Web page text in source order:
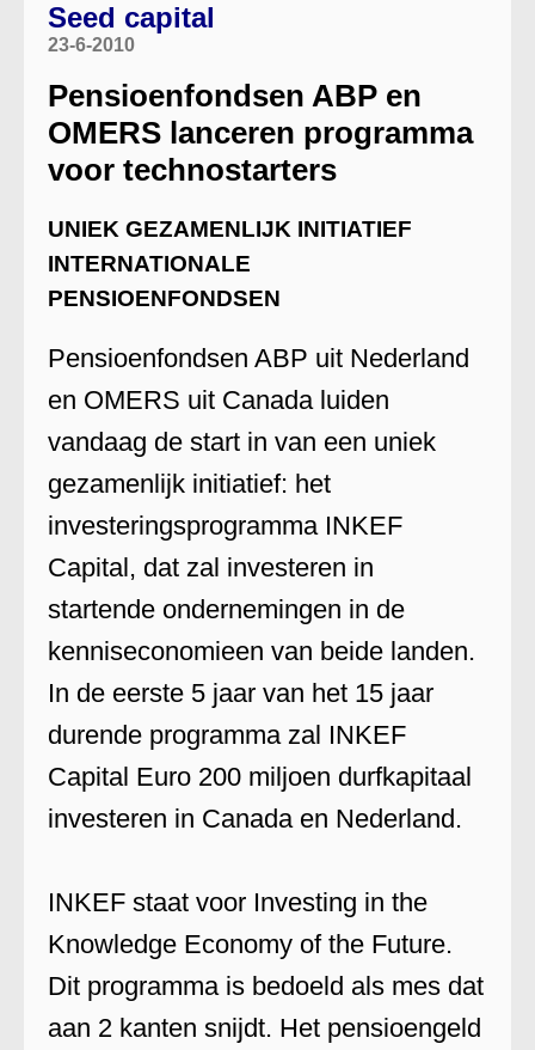
Seed capital
23-6-2010
Pensioenfondsen ABP en
OMERS lanceren programma
voor technostarters
UNIEK GEZAMENLIJK INITIATIEF
INTERNATIONALE
PENSIOENFONDSEN
Pensioenfondsen ABP uit Nederland
en OMERS uit Canada luiden
vandaag de start in van een uniek
gezamenlijk initiatief: het
investeringsprogramma INKEF
Capital, dat zal investeren in
startende ondernemingen in de
kenniseconomieen van beide landen.
In de eerste 5 jaar van het 15 jaar
durende programma zal INKEF
Capital Euro 200 miljoen durfkapitaal
investeren in Canada en Nederland.
INKEF staat voor Investing in the
Knowledge Economy of the Future.
Dit programma is bedoeld als mes dat
aan 2 kanten snijdt. Het pensioengeld